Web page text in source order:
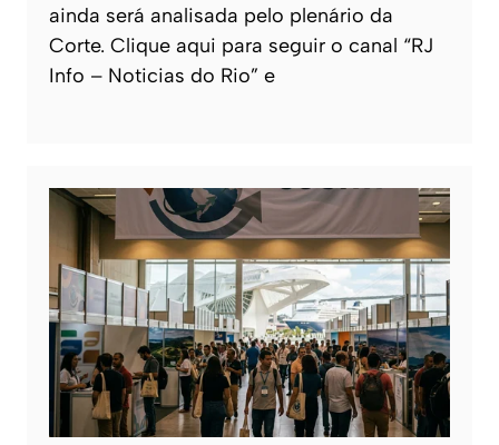
ainda será analisada pelo plenário da
Corte. Clique aqui para seguir o canal “RJ
Info – Noticias do Rio” e